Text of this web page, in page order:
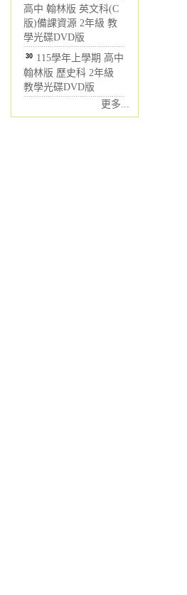
高中 翰林版 英文科(C
版)備課資源 2年級 教
學光碟DVD版
30 115學年上學期 高中
翰林版 歷史科 2年級
教學光碟DVD版
更多...